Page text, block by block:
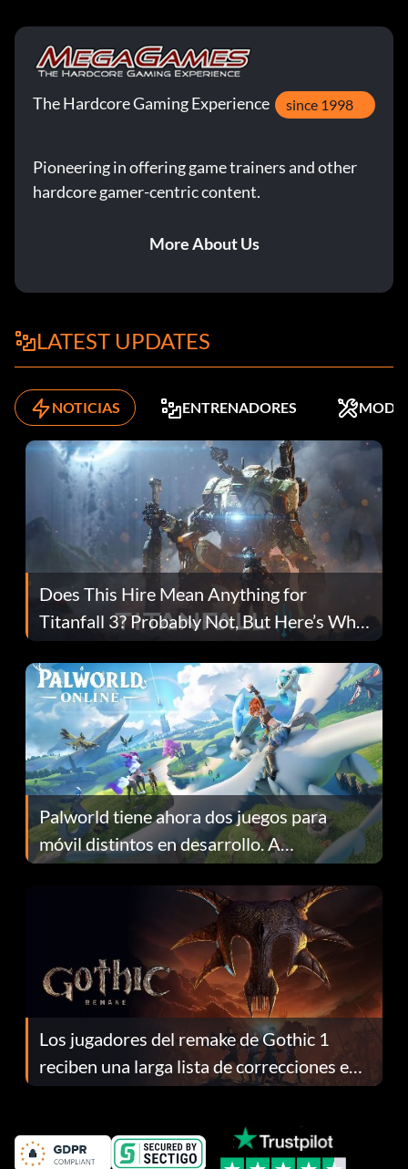
The Hardcore Gaming Experience since 1998
Pioneering in offering game trainers and other
hardcore gamer-centric content.
More About Us
LATEST UPDATES
NOTICIAS ENTRENADORES MODS
Does This Hire Mean Anything for
Titanfall 3? Probably Not, But Here’s Why
Fans Are Hopeful
Palworld tiene ahora dos juegos para
móvil distintos en desarrollo. A
continuación te explicamos por qué.
Los jugadores del remake de Gothic 1
reciben una larga lista de correcciones en
el parche 1.0.4